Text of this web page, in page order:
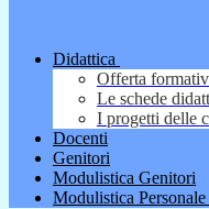
Didattica
Offerta
Le schede
I progetti delle
Docenti
Genitori
Modulistica Genitori
Modulistica